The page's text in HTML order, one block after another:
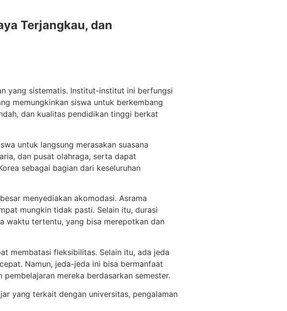
Terjangkau, dan
yang sistematis. Institut-institut ini berfungsi
memungkinkan siswa untuk berkembang
dan kualitas pendidikan tinggi berkat
untuk langsung merasakan suasana
dan pusat olahraga, serta dapat
sebagai bagian dari keseluruhan
menyediakan akomodasi. Asrama
mungkin tidak pasti. Selain itu, durasi
waktu tertentu, yang bisa merepotkan dan
membatasi fleksibilitas. Selain itu, ada jeda
Namun, jeda-jeda ini bisa bermanfaat
mereka berdasarkan semester.
yang terkait dengan universitas, pengalaman